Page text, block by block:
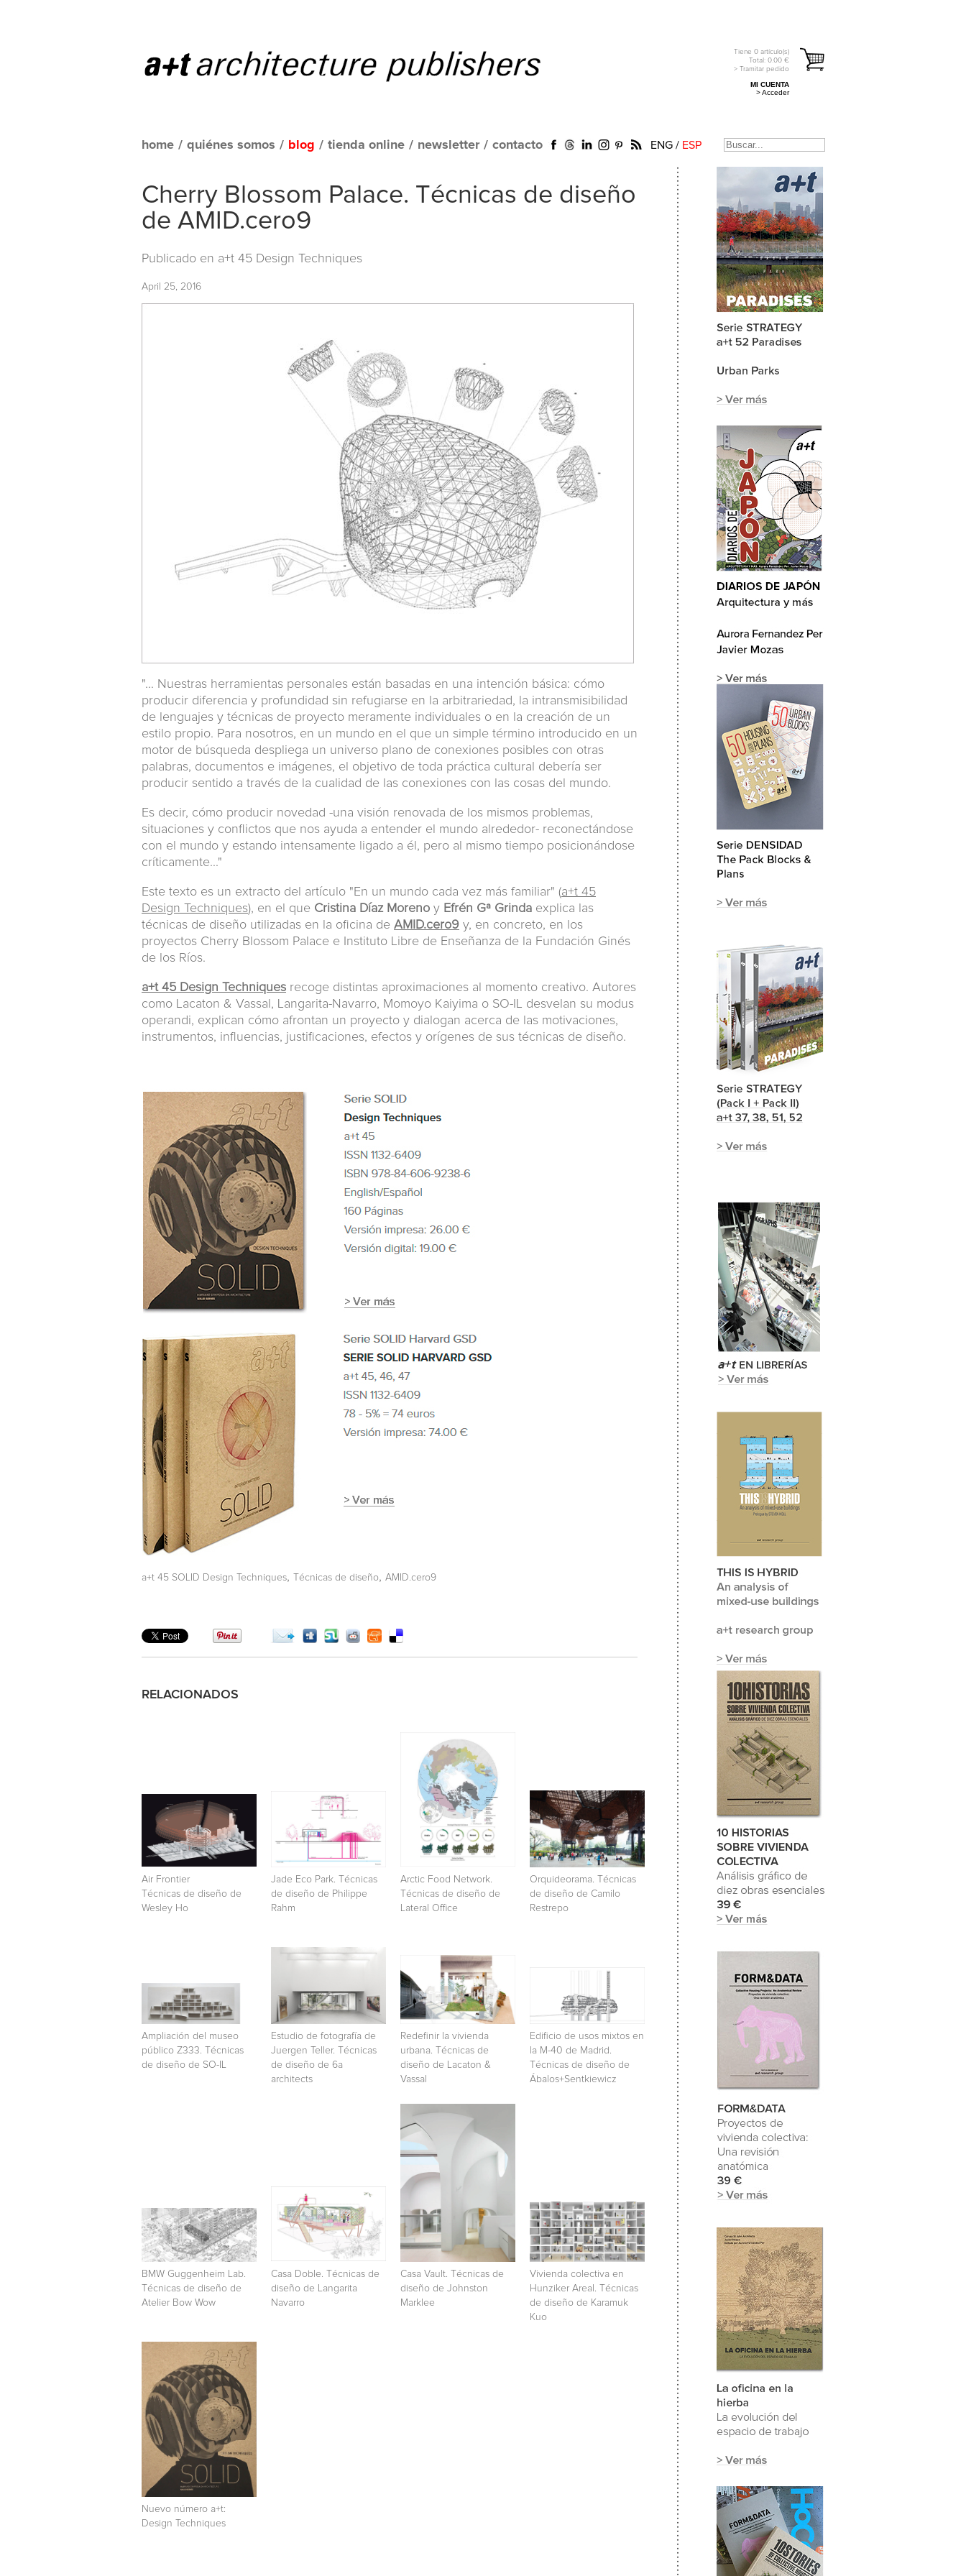
Tiene 0 artículo(s)
Total: 0.00 €
> Tramitar pedido
MI CUENTA
> Acceder
home / quiénes somos / blog / tienda online / newsletter / contacto ENG / ESP
Cherry Blossom Palace. Técnicas de diseño
de AMID.cero9
Publicado en a+t 45 Design Techniques
April 25, 2016
"... Nuestras herramientas personales están basadas en una intención básica: cómo
producir diferencia y profundidad sin refugiarse en la arbitrariedad, la intransmisibilidad
de lenguajes y técnicas de proyecto meramente individuales o en la creación de un
estilo propio. Para nosotros, en un mundo en el que un simple término introducido en un
motor de búsqueda despliega un universo plano de conexiones posibles con otras
palabras, documentos e imágenes, el objetivo de toda práctica cultural debería ser
producir sentido a través de la cualidad de las conexiones con las cosas del mundo.
Es decir, cómo producir novedad -una visión renovada de los mismos problemas,
situaciones y conflictos que nos ayuda a entender el mundo alrededor- reconectándose
con el mundo y estando intensamente ligado a él, pero al mismo tiempo posicionándose
críticamente..."
Este texto es un extracto del artículo "En un mundo cada vez más familiar" (a+t 45
Design Techniques), en el que Cristina Díaz Moreno y Efrén Gª Grinda explica las
técnicas de diseño utilizadas en la oficina de AMID.cero9 y, en concreto, en los
proyectos Cherry Blossom Palace e Instituto Libre de Enseñanza de la Fundación Ginés
de los Ríos.
a+t 45 Design Techniques recoge distintas aproximaciones al momento creativo. Autores
como Lacaton & Vassal, Langarita-Navarro, Momoyo Kaiyima o SO-IL desvelan su modus
operandi, explican cómo afrontan un proyecto y dialogan acerca de las motivaciones,
instrumentos, influencias, justificaciones, efectos y orígenes de sus técnicas de diseño.
a+t 45 SOLID Design Techniques, Técnicas de diseño, AMID.cero9
RELACIONADOS
Air Frontier
Técnicas de diseño de
Wesley Ho
Jade Eco Park. Técnicas
de diseño de Philippe
Rahm
Arctic Food Network.
Técnicas de diseño de
Lateral Office
Orquideorama. Técnicas
de diseño de Camilo
Restrepo
Ampliación del museo
público Z333. Técnicas
de diseño de SO-IL
Estudio de fotografía de
Juergen Teller. Técnicas
de diseño de 6a
architects
Redefinir la vivienda
urbana. Técnicas de
diseño de Lacaton &
Vassal
Edificio de usos mixtos en
la M-40 de Madrid.
Técnicas de diseño de
Ábalos+Sentkiewicz
BMW Guggenheim Lab.
Técnicas de diseño de
Atelier Bow Wow
Casa Doble. Técnicas de
diseño de Langarita
Navarro
Casa Vault. Técnicas de
diseño de Johnston
Marklee
Vivienda colectiva en
Hunziker Areal. Técnicas
de diseño de Karamuk
Kuo
Nuevo número a+t:
Design Techniques